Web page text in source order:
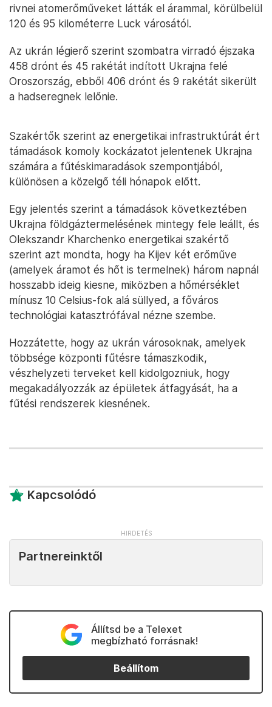
rivnei atomerőműveket látták el árammal, körülbelül
120 és 95 kilométerre Luck városától.
Az ukrán légierő szerint szombatra virradó éjszaka
458 drónt és 45 rakétát indított Ukrajna felé
Oroszország, ebből 406 drónt és 9 rakétát sikerült
a hadseregnek lelőnie.
Szakértők szerint az energetikai infrastruktúrát ért
támadások komoly kockázatot jelentenek Ukrajna
számára a fűtéskimaradások szempontjából,
különösen a közelgő téli hónapok előtt.
Egy jelentés szerint a támadások következtében
Ukrajna földgáztermelésének mintegy fele leállt, és
Olekszandr Kharchenko energetikai szakértő
szerint azt mondta, hogy ha Kijev két erőműve
(amelyek áramot és hőt is termelnek) három napnál
hosszabb ideig kiesne, miközben a hőmérséklet
mínusz 10 Celsius-fok alá süllyed, a főváros
technológiai katasztrófával nézne szembe.
Hozzátette, hogy az ukrán városoknak, amelyek
többsége központi fűtésre támaszkodik,
vészhelyzeti terveket kell kidolgozniuk, hogy
megakadályozzák az épületek átfagyását, ha a
fűtési rendszerek kiesnének.
Kapcsolódó
Partnereinktől
Állítsd be a Telexet
megbízható forrásnak!
Beállítom